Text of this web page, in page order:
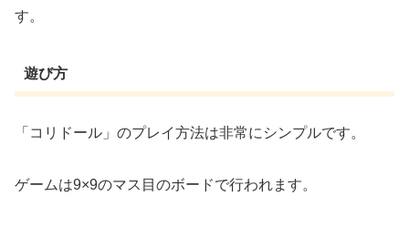
す。
遊び方
「コリドール」のプレイ方法は非常にシンプルです。
ゲームは9×9のマス目のボードで行われます。